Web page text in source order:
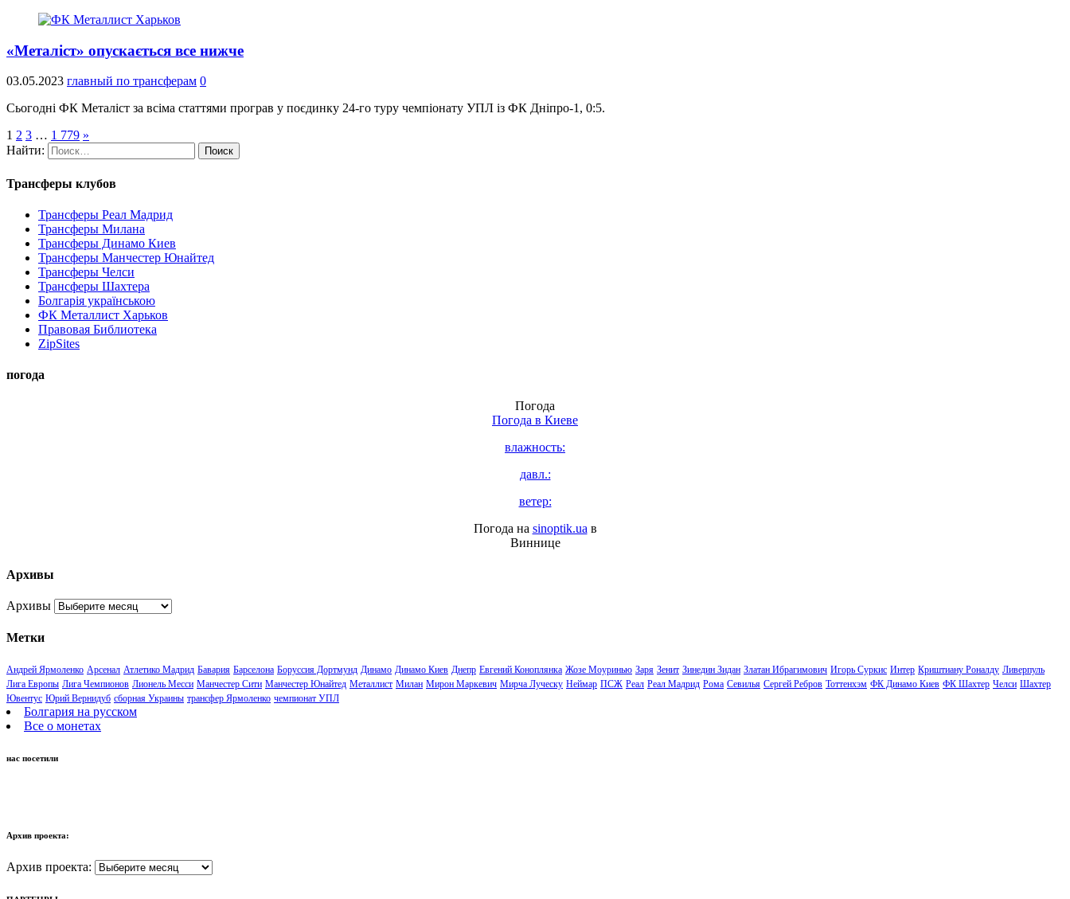
«Металіст» опускається все нижче
03.05.2023 главный по трансферам 0
Сьогодні ФК Металіст за всіма статтями програв у поєдинку 24-го туру чемпіонату УПЛ із ФК Дніпро-1, 0:5.
1 2 3 … 1 779 »
Найти:
Трансферы клубов
Трансферы Реал Мадрид
Трансферы Милана
Трансферы Динамо Киев
Трансферы Манчестер Юнайтед
Трансферы Челси
Трансферы Шахтера
Болгарія українською
ФК Металлист Харьков
Правовая Библиотека
ZipSites
погода
Погода
Погода в Киеве
влажность:
давл.:
ветер:
Погода на sinoptik.ua в
Виннице
Архивы
Архивы
Метки
Андрей Ярмоленко Арсенал Атлетико Мадрид Бавария Барселона Боруссия Дортмунд Динамо Динамо Киев Днепр Евгений Коноплянка Жозе Моуринью Заря Зенит Зинедин Зидан Златан Ибрагимович Игорь Суркис Интер Криштиану Роналду Ливерпуль
Лига Европы Лига Чемпионов Лионель Месси Манчестер Сити Манчестер Юнайтед Металлист Милан Мирон Маркевич Мирча Луческу Неймар ПСЖ Реал Реал Мадрид Рома Севилья Сергей Ребров Тоттенхэм ФК Динамо Киев ФК Шахтер Челси Шахтер
Ювентус Юрий Вернидуб сборная Украины трансфер Ярмоленко чемпионат УПЛ
Болгария на русском
Все о монетах
нас посетили
Архив проекта:
Архив проекта: